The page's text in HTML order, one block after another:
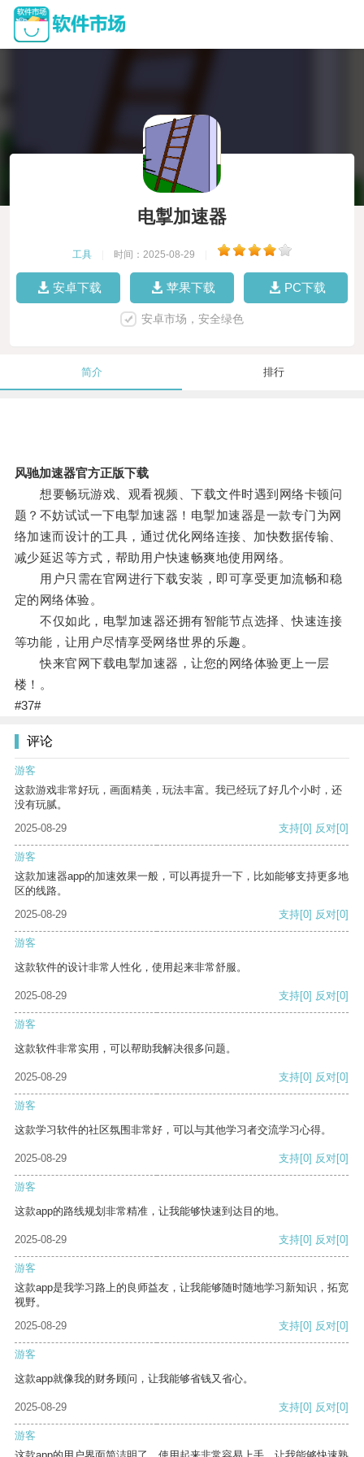
电掣加速器
工具 时间：2025-08-29
安卓下载 苹果下载 PC下载
安卓市场，安全绿色
简介 排行
风驰加速器官方正版下载
想要畅玩游戏、观看视频、下载文件时遇到网络卡顿问
题？不妨试试一下电掣加速器！电掣加速器是一款专门为网
络加速而设计的工具，通过优化网络连接、加快数据传输、
减少延迟等方式，帮助用户快速畅爽地使用网络。
用户只需在官网进行下载安装，即可享受更加流畅和稳
定的网络体验。
不仅如此，电掣加速器还拥有智能节点选择、快速连接
等功能，让用户尽情享受网络世界的乐趣。
快来官网下载电掣加速器，让您的网络体验更上一层
楼！。
#37#
评论
游客
这款游戏非常好玩，画面精美，玩法丰富。我已经玩了好几个小时，还
没有玩腻。
2025-08-29
支持[0] 反对[0]
游客
这款加速器app的加速效果一般，可以再提升一下，比如能够支持更多地
区的线路。
2025-08-29
支持[0] 反对[0]
游客
这款软件的设计非常人性化，使用起来非常舒服。
2025-08-29 支持[0] 反对[0]
游客
这款软件非常实用，可以帮助我解决很多问题。
2025-08-29 支持[0] 反对[0]
游客
这款学习软件的社区氛围非常好，可以与其他学习者交流学习心得。
2025-08-29 支持[0] 反对[0]
游客
这款app的路线规划非常精准，让我能够快速到达目的地。
2025-08-29 支持[0] 反对[0]
游客
这款app是我学习路上的良师益友，让我能够随时随地学习新知识，拓宽
视野。
2025-08-29
支持[0] 反对[0]
游客
这款app就像我的财务顾问，让我能够省钱又省心。
2025-08-29 支持[0] 反对[0]
游客